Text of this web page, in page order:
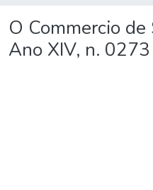
O Commercio
Ano XIV, n. 0273